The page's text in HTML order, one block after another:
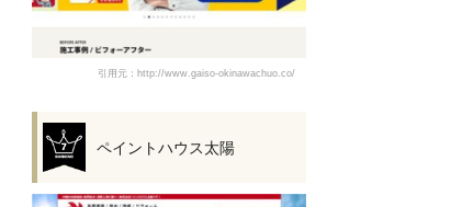
引用元：http://www.gaiso-okinawachuo.co/
ペイントハウス太陽